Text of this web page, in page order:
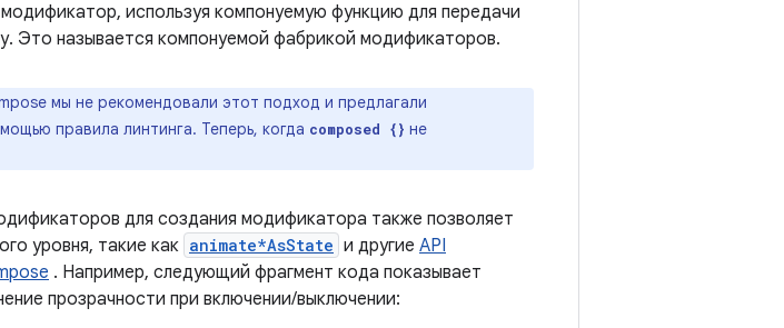
используя компонуемую функцию для передачи
Это называется компонуемой фабрикой модификаторов.
мы не рекомендовали этот подход и предлагали
правила линтинга. Теперь, когда composed {} не
для создания модификатора также позволяет
уровня, такие как animate*AsState и другие API
. Например, следующий фрагмент кода показывает
прозрачности при включении/выключении: